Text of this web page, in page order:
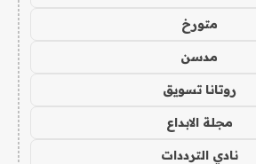
متورخ
مدسن
روتانا تسويق
مجلة الابداع
نادي الترددات